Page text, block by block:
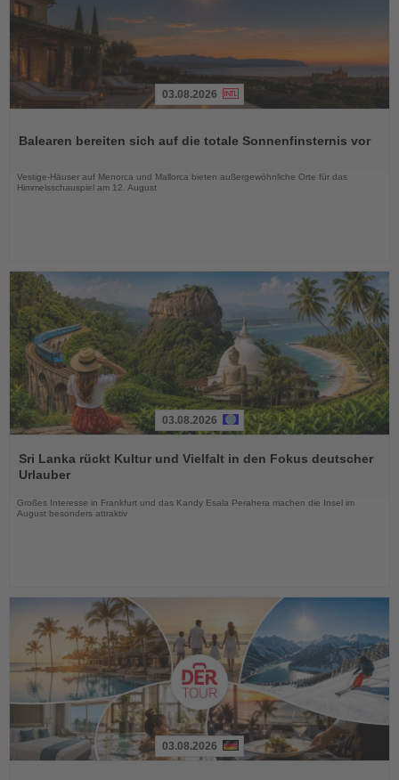
die
03.08.2026
Balearen bereiten sich auf die totale Sonnenfinsternis vor
Vestige-Häuser auf Menorca und Mallorca bieten außergewöhnliche Orte für das
Himmelsschauspiel am 12. August
Sie
die
03.08.2026
Sri Lanka rückt Kultur und Vielfalt in den Fokus deutscher
Urlauber
Großes Interesse in Frankfurt und das Kandy Esala Perahera machen die Insel im
August besonders attraktiv
03.08.2026